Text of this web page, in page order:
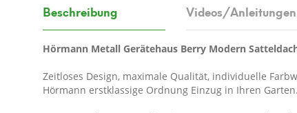
Beschreibung Videos/Anleitungen
Hörmann Metall Gerätehaus Berry Modern
Zeitloses Design, maximale Qualität, individuelle
Hörmann erstklassige Ordnung Einzug in Ihren Garten.